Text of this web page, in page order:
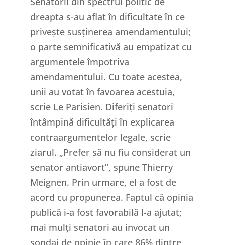
dreapta s-au aflat în dificultate în ce
privește susținerea amendamentului;
o parte semnificativă au empatizat cu
argumentele împotriva
amendamentului. Cu toate acestea,
unii au votat în favoarea acestuia,
scrie Le Parisien. Diferiți senatori
întâmpină dificultăți în explicarea
contraargumentelor legale, scrie
ziarul. „Prefer să nu fiu considerat un
senator antiavort”, spune Thierry
Meignen. Prin urmare, el a fost de
acord cu propunerea. Faptul că opinia
publică i-a fost favorabilă l-a ajutat;
mai mulți senatori au invocat un
sondaj de opinie în care 86% dintre